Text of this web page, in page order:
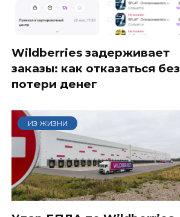
Wildberries задерживает
заказы: как отказаться без
потери денег
ИЗ ЖИЗНИ